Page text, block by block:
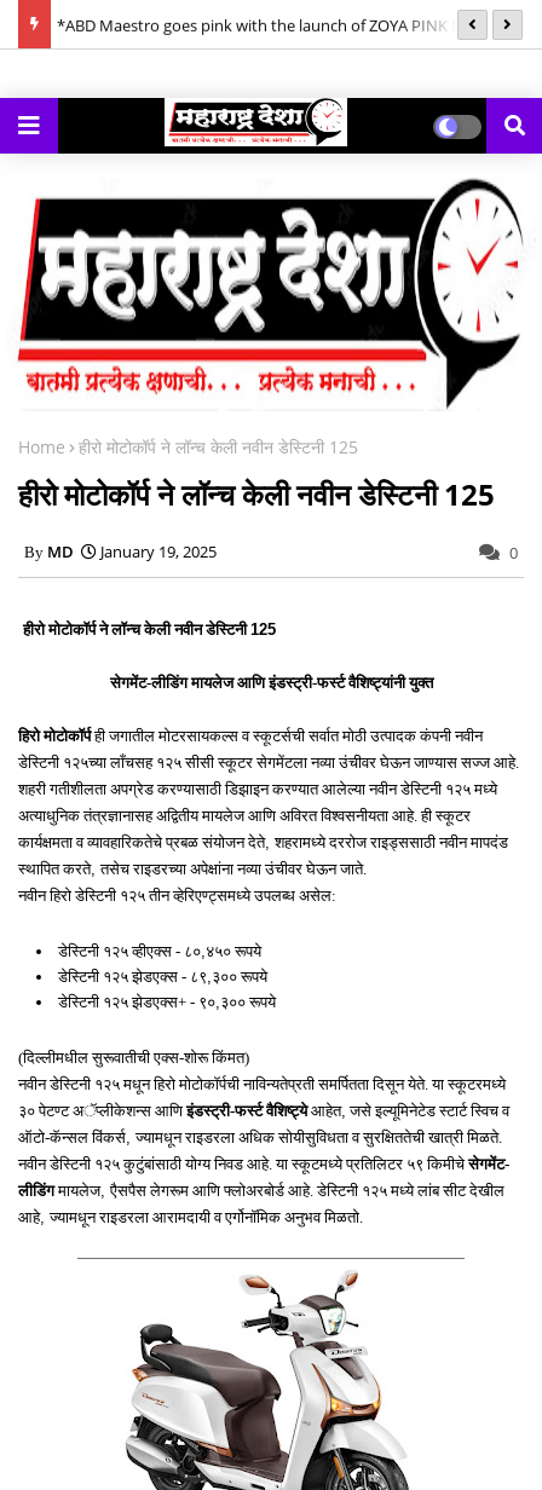
*ABD Maestro goes pink with the launch of ZOYA PINK Mix
Home हीरो मोटोकॉर्प ने लॉन्च केली नवीन डेस्टिनी 125
हीरो मोटोकॉर्प ने लॉन्च केली नवीन डेस्टिनी 125
MD January 19, 2025 0
हीरो मोटोकॉर्प ने लॉन्च केली नवीन डेस्टिनी125
सेगमेंट-लीडिंग मायलेज आणि इंडस्‍ट्री-फर्स्‍ट वैशिष्‍ट्यांनी युक्‍त
हिरो मोटोकॉर्पही जगातील मोटरसायकल्‍स व स्‍कूटर्सची सर्वात मोठी उत्‍पादक कंपनी नवीन
डेस्टिनी १२५च्‍या लाँचसह १२५ सीसी स्‍कूटर सेगमेंटला नव्‍या उंचीवर घेऊन जाण्‍यास सज्‍ज आहे.
शहरी गतीशीलता अपग्रेड करण्‍यासाठी डिझाइन करण्‍यात आलेल्‍या नवीन डेस्टिनी १२५ मध्‍ये
अत्‍याधुनिक तंत्रज्ञानासह अद्वितीय मायलेज आणि अविरत विश्‍वसनीयता आहे. ही स्‍कूटर
कार्यक्षमता व व्‍यावहारिकतेचे प्रबळ संयोजन देते,शहरामध्‍ये दररोज राइड्ससाठी नवीन मापदंड
स्‍थापित करते,तसेच राइडरच्‍या अपेक्षांना नव्‍या उंचीवर घेऊन जाते.
नवीन हिरो डेस्टिनी १२५ तीन व्‍हेरिएण्‍ट्समध्‍ये उपलब्‍ध असेल:
डेस्टिनी १२५ व्‍हीएक्‍स - ८०, ४५० रूपये
डेस्टिनी १२५ झेडएक्‍स - ८९ ३०० रूपये
डेस्टिनी १२५ झेडएक्‍स+ - ९०, ३०० रूपये
(दिल्‍लीमधील सुरूवातीची एक्‍स-शोरू किंमत)
नवीन डेस्टिनी १२५ मधून हिरो मोटोकॉर्पची नाविन्‍यतेप्रती समर्पितता दिसून येते. या स्‍कूटरमध्‍ये
३० पेटण्‍ट अॅप्‍लीकेशन्‍स आणिइंडस्‍ट्री-फर्स्‍ट वैशिष्‍ट्येआहेत, जसे इल्‍यूमिनेटेड स्‍टार्ट स्विच व
ऑटो-कॅन्‍सल विंकर्स ,ज्‍यामधून राइडरला अधिक सोयीसुविधता व सुरक्षिततेची खात्री मिळते.
नवीन डेस्टिनी १२५ कुटुंबांसाठी योग्य निवड आहे. या स्‍कूटमध्‍ये प्रतिलिटर ५९ किमीचेसेगमेंट-
लीडिंगमायलेज,एैसपैस लेगरूम आणि फ्लोअरबोर्ड आहे. डेस्टिनी १२५ मध्‍ये लांब सीट देखील
आहे,ज्‍यामधून राइडरला आरामदायी व एर्गोनॉमिक अनुभव मिळतो.